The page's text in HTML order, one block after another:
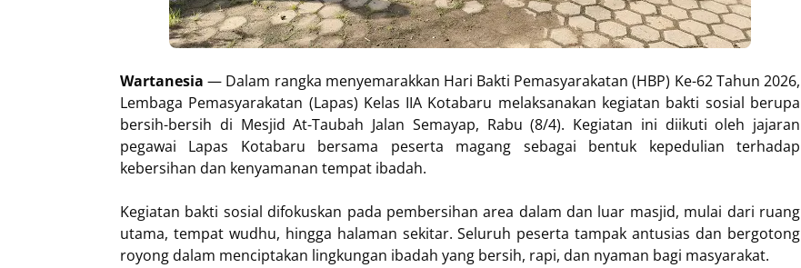
Wartanesia— Dalam rangka menyemarakkan Hari Bakti Pemasyarakatan (HBP) Ke-62 Tahun 2026,
Lembaga Pemasyarakatan (Lapas) Kelas IIA Kotabaru melaksanakan kegiatan bakti sosial berupa
bersih-bersih di Mesjid At-Taubah Jalan Semayap, Rabu (8/4). Kegiatan ini diikuti oleh jajaran
pegawai Lapas Kotabaru bersama peserta magang sebagai bentuk kepedulian terhadap
kebersihan dan kenyamanan tempat ibadah.
Kegiatan bakti sosial difokuskan pada pembersihan area dalam dan luar masjid, mulai dari ruang
utama, tempat wudhu, hingga halaman sekitar. Seluruh peserta tampak antusias dan bergotong
royong dalam menciptakan lingkungan ibadah yang bersih, rapi, dan nyaman bagi masyarakat.